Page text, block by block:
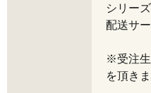
シリー
配送サ
※受注生
を頂きま